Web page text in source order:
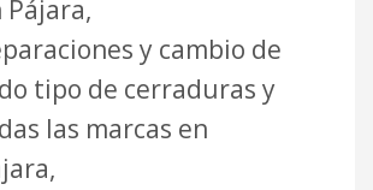
Pájara,
y cambio de
tipo de cerraduras y
las marcas en